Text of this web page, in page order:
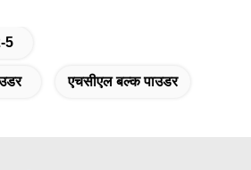
5
एचसीएल बल्क पाउडर